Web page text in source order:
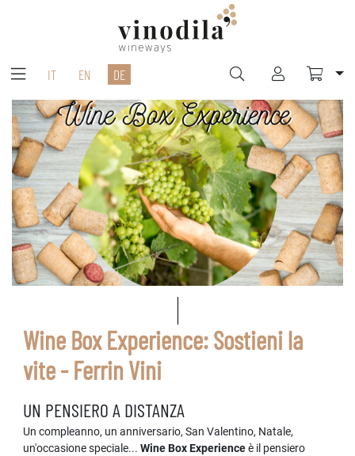
IT EN DE
Wine Box Experience: Sostieni la
vite - Ferrin Vini
UN PENSIERO A DISTANZA
Un compleanno, un anniversario, San Valentino, Natale,
un'occasione speciale... Wine Box Experienceè il pensiero